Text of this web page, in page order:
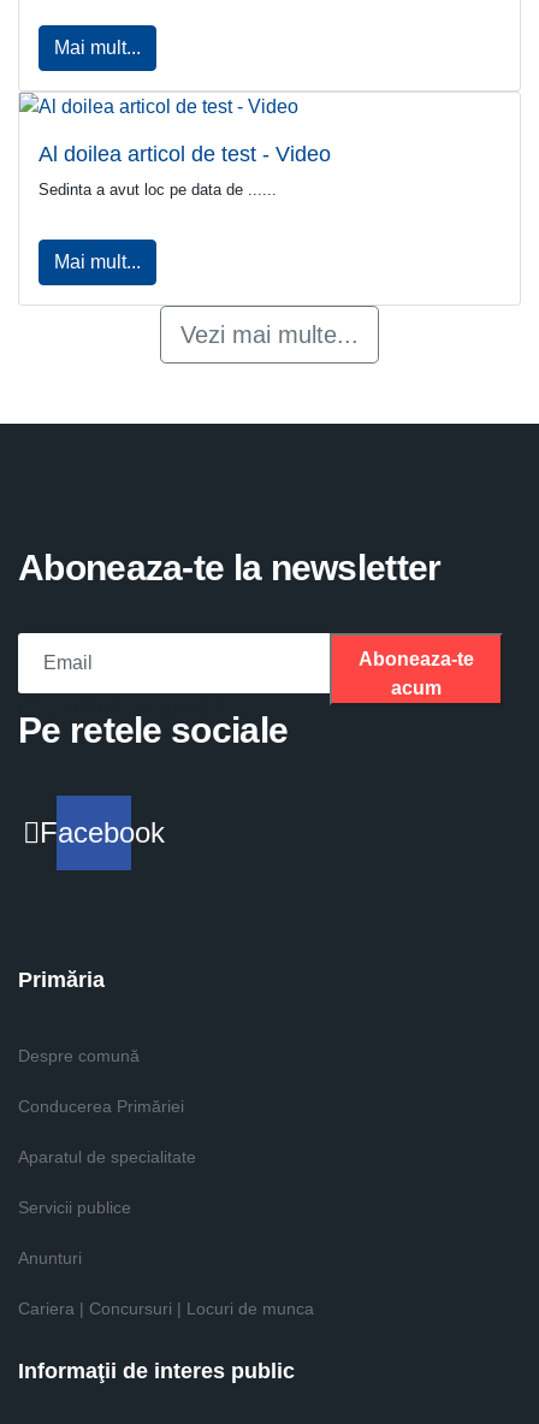
Mai mult...
Al doilea articol de test - Video
Sedinta a avut loc pe data de ......
Mai mult...
Vezi mai multe...
Aboneaza-te la newsletter
Aboneaza-te
acum
Pe retele sociale
Facebook
Primăria
Despre comună
Conducerea Primăriei
Aparatul de specialitate
Servicii publice
Anunturi
Cariera | Concursuri | Locuri de munca
Informaţii de interes public